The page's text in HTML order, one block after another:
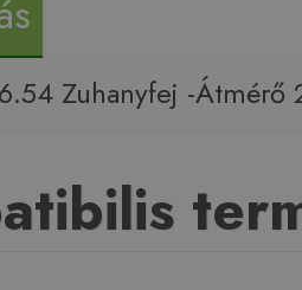
Zuhanyfej -